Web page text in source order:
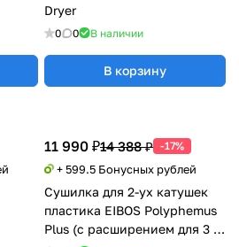
Dryer
0 0 В наличии
В корзину
11 990 ₽14 388 ₽ -17%
+ 599.5 Бонусных рублей
Сушилка для 2-ух катушек
пластика EIBOS Polyphemus
Plus (с расширением для 3 кг